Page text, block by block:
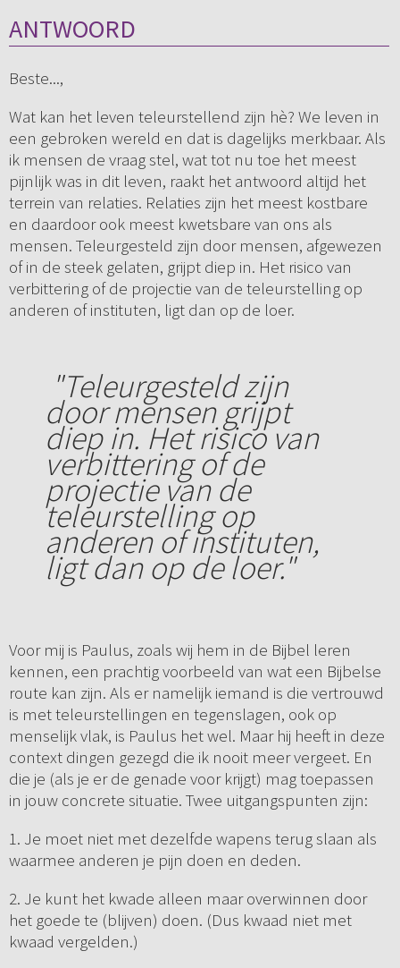
ANTWOORD
Beste...,
Wat kan het leven teleurstellend zijn hè? We leven in
een gebroken wereld en dat is dagelijks merkbaar. Als
ik mensen de vraag stel, wat tot nu toe het meest
pijnlijk was in dit leven, raakt het antwoord altijd het
terrein van relaties. Relaties zijn het meest kostbare
en daardoor ook meest kwetsbare van ons als
mensen. Teleurgesteld zijn door mensen, afgewezen
of in de steek gelaten, grijpt diep in. Het risico van
verbittering of de projectie van de teleurstelling op
anderen of instituten, ligt dan op de loer.
"Teleurgesteld zijn
door mensen grijpt
diep in. Het risico van
verbittering of de
projectie van de
teleurstelling op
anderen of instituten,
ligt dan op de loer."
Voor mij is Paulus, zoals wij hem in de Bijbel leren
kennen, een prachtig voorbeeld van wat een Bijbelse
route kan zijn. Als er namelijk iemand is die vertrouwd
is met teleurstellingen en tegenslagen, ook op
menselijk vlak, is Paulus het wel. Maar hij heeft in deze
context dingen gezegd die ik nooit meer vergeet. En
die je (als je er de genade voor krijgt) mag toepassen
in jouw concrete situatie. Twee uitgangspunten zijn:
1. Je moet niet met dezelfde wapens terug slaan als
waarmee anderen je pijn doen en deden.
2. Je kunt het kwade alleen maar overwinnen door
het goede te (blijven) doen. (Dus kwaad niet met
kwaad vergelden.)